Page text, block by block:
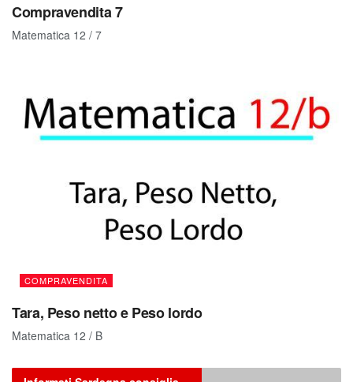
Compravendita 7
Matematica 12 / 7
COMPRAVENDITA
Tara, Peso netto e Peso lordo
Matematica 12 / B